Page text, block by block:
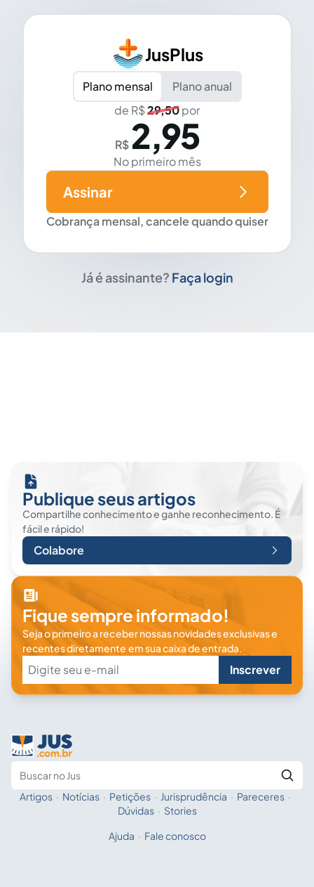
JusPlus
Plano mensal
Plano anual
de R$29,50por
R$ 2,95
No primeiro mês
Cobrança mensal, cancele quando quiser
Assinar
Já é assinante? Faça login
Publique seus artigos
Compartilhe conhecimento e ganhe reconhecimento. É
fácil e rápido!
Colabore
Fique sempre informado!
Seja o primeiro a receber nossas novidades exclusivas e
recentes diretamente em sua caixa de entrada.
Inscrever
Fale com a IA
Artigos · Notícias · Petições · Jurisprudência · Pareceres ·
Dúvidas · Stories
Ajuda · Fale conosco